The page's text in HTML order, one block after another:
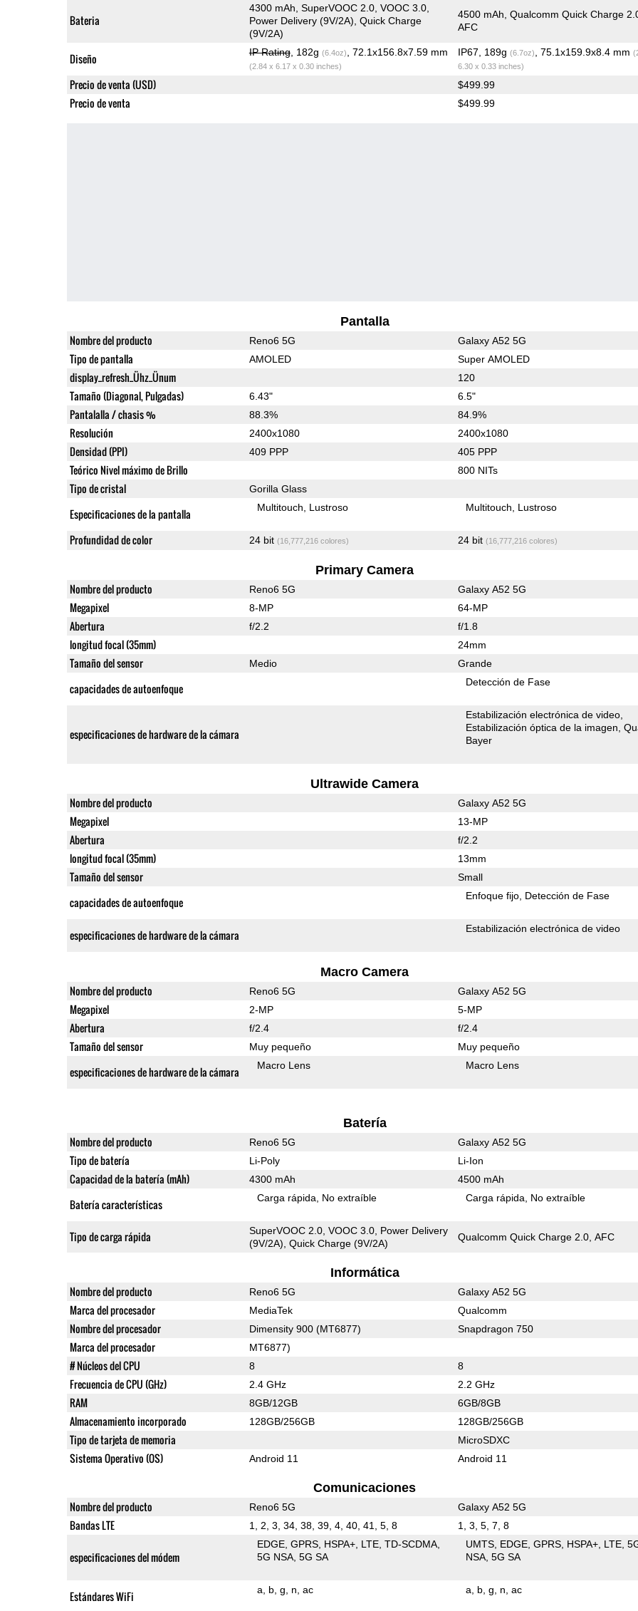
Bateria
4300 mAh, SuperVOOC 2.0, VOOC 3.0,
Power Delivery (9V/2A), Quick Charge
(9V/2A)
4500 mAh, Qualcomm Quick Charge
AFC
Diseño IP Rating, 182g (6.4oz) , 72.1x156.8x7.59 mm
(2.84 x 6.17 x 0.30 inches)
IP67, 189g (6.7oz) , 75.1x159.9x8.4 mm
6.30 x 0.33 inches)
Precio de venta (USD) $499.99
Precio de venta $499.99
Pantalla
Nombre del producto Reno6 5G Galaxy A52 5G
Tipo de pantalla AMOLED Super AMOLED
display_refresh_Ühz_Ünum 120
Tamaño (Diagonal, Pulgadas) 6.43" 6.5"
Pantalalla / chasis % 88.3% 84.9%
Resolución 2400x1080 2400x1080
Densidad (PPI) 409 PPP 405 PPP
Teórico Nivel máximo de Brillo 800 NITs
Tipo de cristal Gorilla Glass
Especificaciones de la pantalla Multitouch Lustroso Multitouch Lustroso
Profundidad de color 24 bit (16,777,216 colores) 24 bit (16,777,216 colores)
Primary Camera
Nombre del producto Reno6 5G Galaxy A52 5G
Megapixel 8-MP 64-MP
Abertura f/2.2 f/1.8
longitud focal (35mm) 24mm
Tamaño del sensor Medio Grande
capacidades de autoenfoque Detección de Fase
especificaciones de hardware de la cámara
Estabilización electrónica de video
Estabilización óptica de la imagen
Bayer
Ultrawide Camera
Nombre del producto Galaxy A52 5G
Megapixel 13-MP
Abertura f/2.2
longitud focal (35mm) 13mm
Tamaño del sensor Small
capacidades de autoenfoque Enfoque fijo Detección de Fase
especificaciones de hardware de la cámara Estabilización electrónica de video
Macro Camera
Nombre del producto Reno6 5G Galaxy A52 5G
Megapixel 2-MP 5-MP
Abertura f/2.4 f/2.4
Tamaño del sensor Muy pequeño Muy pequeño
especificaciones de hardware de la cámara Macro Lens Macro Lens
Batería
Nombre del producto Reno6 5G Galaxy A52 5G
Tipo de batería Li-Poly Li-Ion
Capacidad de la batería (mAh) 4300 mAh 4500 mAh
Batería características Carga rápida No extraíble Carga rápida No extraíble
Tipo de carga rápida
SuperVOOC 2.0, VOOC 3.0, Power Delivery
(9V/2A), Quick Charge (9V/2A)
Qualcomm Quick Charge 2.0, AFC
Informática
Nombre del producto Reno6 5G Galaxy A52 5G
Marca del procesador MediaTek Qualcomm
Nombre del procesador Dimensity 900 (MT6877) Snapdragon 750
Marca del procesador MT6877)
# Núcleos del CPU 8 8
Frecuencia de CPU (GHz) 2.4 GHz 2.2 GHz
RAM 8GB/12GB 6GB/8GB
Almacenamiento incorporado 128GB/256GB 128GB/256GB
Tipo de tarjeta de memoria MicroSDXC
Sistema Operativo (OS) Android 11 Android 11
Comunicaciones
Nombre del producto Reno6 5G Galaxy A52 5G
Bandas LTE 1, 2, 3, 34, 38, 39, 4, 40, 41, 5, 8 1, 3, 5, 7, 8
especificaciones del módem
EDGE GPRS HSPA+ LTE TD-SCDMA
5G NSA 5G SA
UMTS EDGE GPRS HSPA+ LTE
NSA 5G SA
Estándares WiFi a b g n ac a b g n ac